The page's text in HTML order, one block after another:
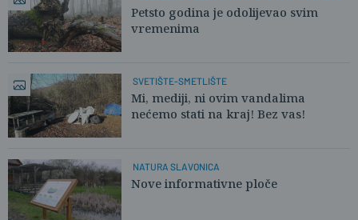
Petsto godina je odolijevao svim
vremenima
SVETIŠTE-SMETLIŠTE
Mi, mediji, ni ovim vandalima
nećemo stati na kraj! Bez vas!
NATURA SLAVONICA
Nove informativne ploče